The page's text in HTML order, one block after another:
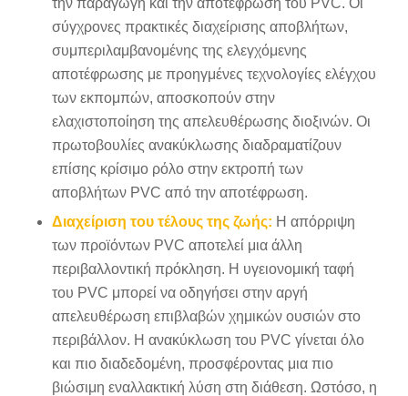
σύγχρονες πρακτικές διαχείρισης αποβλήτων,
συμπεριλαμβανομένης της ελεγχόμενης
αποτέφρωσης με προηγμένες τεχνολογίες ελέγχου
των εκπομπών, αποσκοπούν στην
ελαχιστοποίηση της απελευθέρωσης διοξινών. Οι
πρωτοβουλίες ανακύκλωσης διαδραματίζουν
επίσης κρίσιμο ρόλο στην εκτροπή των
αποβλήτων PVC από την αποτέφρωση.
Διαχείριση του τέλους της ζωής: Η απόρριψη
των προϊόντων PVC αποτελεί μια άλλη
περιβαλλοντική πρόκληση. Η υγειονομική ταφή
του PVC μπορεί να οδηγήσει στην αργή
απελευθέρωση επιβλαβών χημικών ουσιών στο
περιβάλλον. Η ανακύκλωση του PVC γίνεται όλο
και πιο διαδεδομένη, προσφέροντας μια πιο
βιώσιμη εναλλακτική λύση στη διάθεση. Ωστόσο, η